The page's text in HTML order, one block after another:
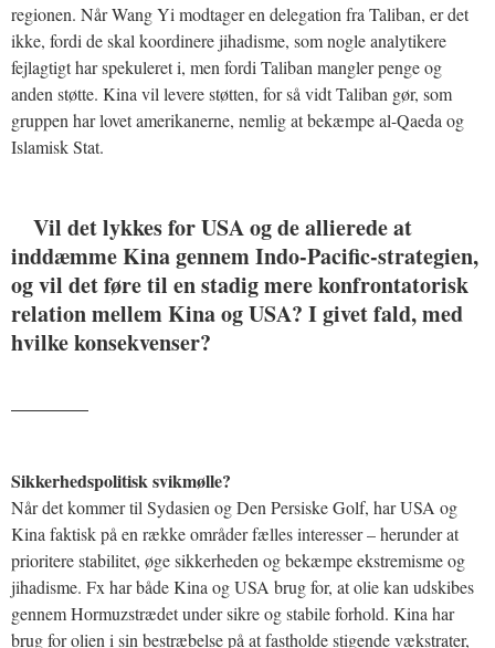
regionen. Når Wang Yi modtager en delegation fra Taliban, er det
ikke, fordi de skal koordinere jihadisme, som nogle analytikere
fejlagtigt har spekuleret i, men fordi Taliban mangler penge og
anden støtte. Kina vil levere støtten, for så vidt Taliban gør, som
gruppen har lovet amerikanerne, nemlig at bekæmpe al-Qaeda og
Islamisk Stat.
Vil det lykkes for USA og de allierede at
inddæmme Kina gennem Indo-Pacific-strategien,
og vil det føre til en stadig mere konfrontatorisk
relation mellem Kina og USA? I givet fald, med
hvilke konsekvenser?
Sikkerhedspolitisk svikmølle?
Når det kommer til Sydasien og Den Persiske Golf, har USA og
Kina faktisk på en række områder fælles interesser – herunder at
prioritere stabilitet, øge sikkerheden og bekæmpe ekstremisme og
jihadisme. Fx har både Kina og USA brug for, at olie kan udskibes
gennem Hormuzstrædet under sikre og stabile forhold. Kina har
brug for olien i sin bestræbelse på at fastholde stigende vækstrater,